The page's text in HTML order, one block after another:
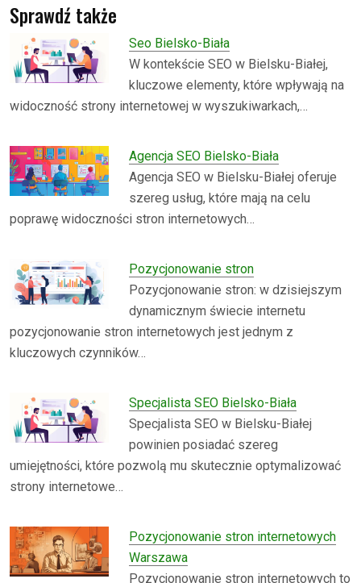
Sprawdź także
Seo Bielsko-Biała
W kontekście SEO w Bielsku-Białej,
kluczowe elementy, które wpływają na
widoczność strony internetowej w wyszukiwarkach,…
Agencja SEO Bielsko-Biała
Agencja SEO w Bielsku-Białej oferuje
szereg usług, które mają na celu
poprawę widoczności stron internetowych…
Pozycjonowanie stron
Pozycjonowanie stron: w dzisiejszym
dynamicznym świecie internetu
pozycjonowanie stron internetowych jest jednym z
kluczowych czynników…
Specjalista SEO Bielsko-Biała
Specjalista SEO w Bielsku-Białej
powinien posiadać szereg
umiejętności, które pozwolą mu skutecznie optymalizować
strony internetowe…
Pozycjonowanie stron internetowych
Warszawa
Pozycjonowanie stron internetowych to